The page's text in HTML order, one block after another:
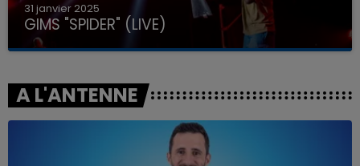
31 janvier 2025
GIMS "SPIDER" (LIVE)
A L'ANTENNE